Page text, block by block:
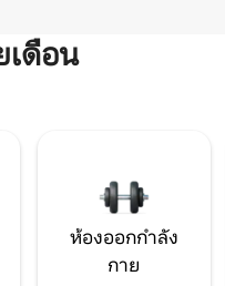
ดือน
ห้องออกกำลัง
กาย